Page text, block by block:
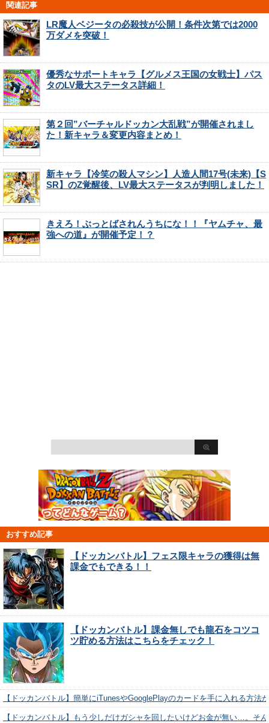
関連記事
LR魔人ベジータの必殺技が公開！条件次第では2000
万ダメを突破！
優秀なサポートキャラ【グルメス王国の女戦士】パス
タのLV最大ステータス詳細！
第２回”バーチャルドッカン大乱戦”が開催されまし
た！新キャラ＆変更内容まとめ！
新キャラ【冷笑の殺人マシン】人造人間17号(未来)【S
SR】のZ覚醒後、LV最大ステータスが判明しました！
きえろ！ぶっとばされんうちにな！！『ヤムチャ、最
強への道』が開催予定！？
おすすめ記事
【ドッカンバトル】フェス限キャラの獲得は無
課金でもできる！！
【ドッカンバトル】課金無しでも龍石をコツコ
ツ貯める方法はこちらをチェック！
【ドッカンバトル】簡単にiTunesやGooglePlayのカードを手に入れる方法
【ドッカンバトル】もう少しだけガシャを回したいけどお金が無い…。そ